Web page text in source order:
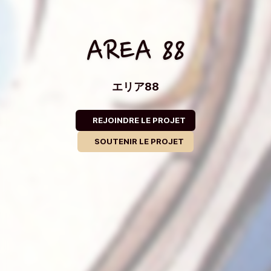
AREA 88
エリア88
REJOINDRE LE PROJET
SOUTENIR LE PROJET